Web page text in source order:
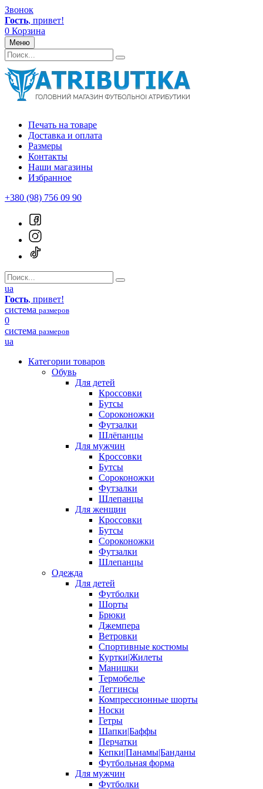
Звонок
Гость, привет!
0 Корзина
Меню
Печать на товаре
Доставка и оплата
Размеры
Контакты
Наши магазины
Избранное
+380 (98) 756 09 90
ua
Гость, привет!
система размеров
0
система размеров
ua
Категории товаров
Обувь
Для детей
Кроссовки
Бутсы
Сороконожки
Футзалки
Шлёпанцы
Для мужчин
Кроссовки
Бутсы
Сороконожки
Футзалки
Шлепанцы
Для женщин
Кроссовки
Бутсы
Сороконожки
Футзалки
Шлепанцы
Одежда
Для детей
Футболки
Шорты
Брюки
Джемпера
Ветровки
Спортивные костюмы
Куртки|Жилеты
Манишки
Термобелье
Леггинсы
Компрессионные шорты
Носки
Гетры
Шапки|Баффы
Перчатки
Кепки|Панамы|Банданы
Футбольная форма
Для мужчин
Футболки